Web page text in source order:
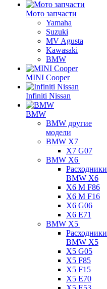
Мото запчасти
Yamaha
Suzuki
MV Agusta
Kawasaki
BMW
MINI Cooper
Infiniti Nissan
BMW
BMW другие
модели
BMW X7
X7 G07
BMW X6
Расходники
BMW X6
X6 M F86
X6 M F16
X6 G06
X6 E71
BMW X5
Расходники
BMW X5
X5 G05
X5 F85
X5 F15
X5 E70